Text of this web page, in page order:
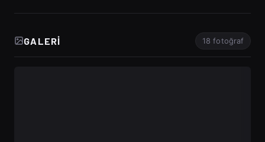
GALERI 18 fotoğraf